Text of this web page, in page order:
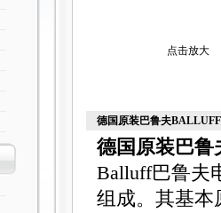
点击放大
德国原装巴鲁夫
德国原装巴
Balluff巴鲁夫
组成。其基本